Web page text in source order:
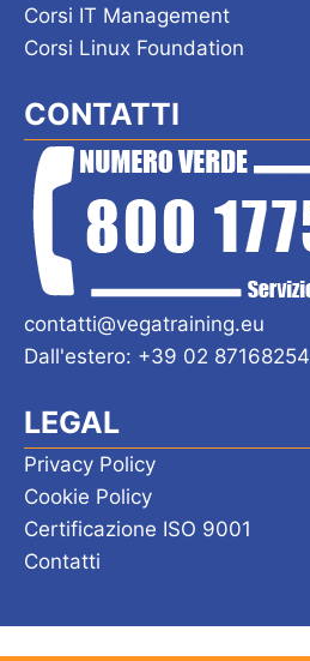
Corsi IT Management
Corsi Linux Foundation
CONTATTI
contatti@vegatraining.eu
Dall'estero: +39 02 87168254
LEGAL
Privacy Policy
Cookie Policy
Certificazione ISO 9001
Contatti